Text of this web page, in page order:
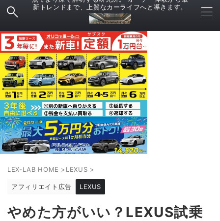
新トレンドまで、上質なカーライフへと導きます。
LEX-LAB HOME >LEXUS >
アフィリエイト広告 LEXUS
やめた方がいい？LEXUS試乗